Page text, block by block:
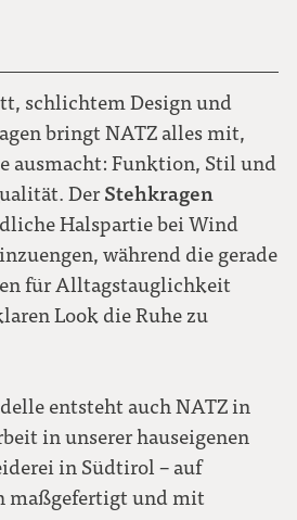
schlichtem Design und
bringt NATZ alles mit,
ausmacht: Funktion, Stil und
DerStehkragen
Halspartie bei Wind
während die gerade
für Alltagstauglichkeit
Look die Ruhe zu
entsteht auch NATZ in
in unserer hauseigenen
in Südtirol – auf
maßgefertigt und mit